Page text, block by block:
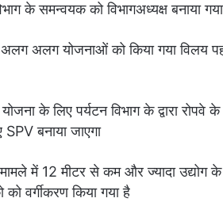
के समन्वयक को विभागअध्यक्ष बनाया गया
अलग अलग योजनाओं को किया गया विलय
के लिए पर्यटन विभाग के द्वारा
बनाया जाएगा
में 12 मीटर से कम और ज्यादा
को वर्गीकरण किया गया है